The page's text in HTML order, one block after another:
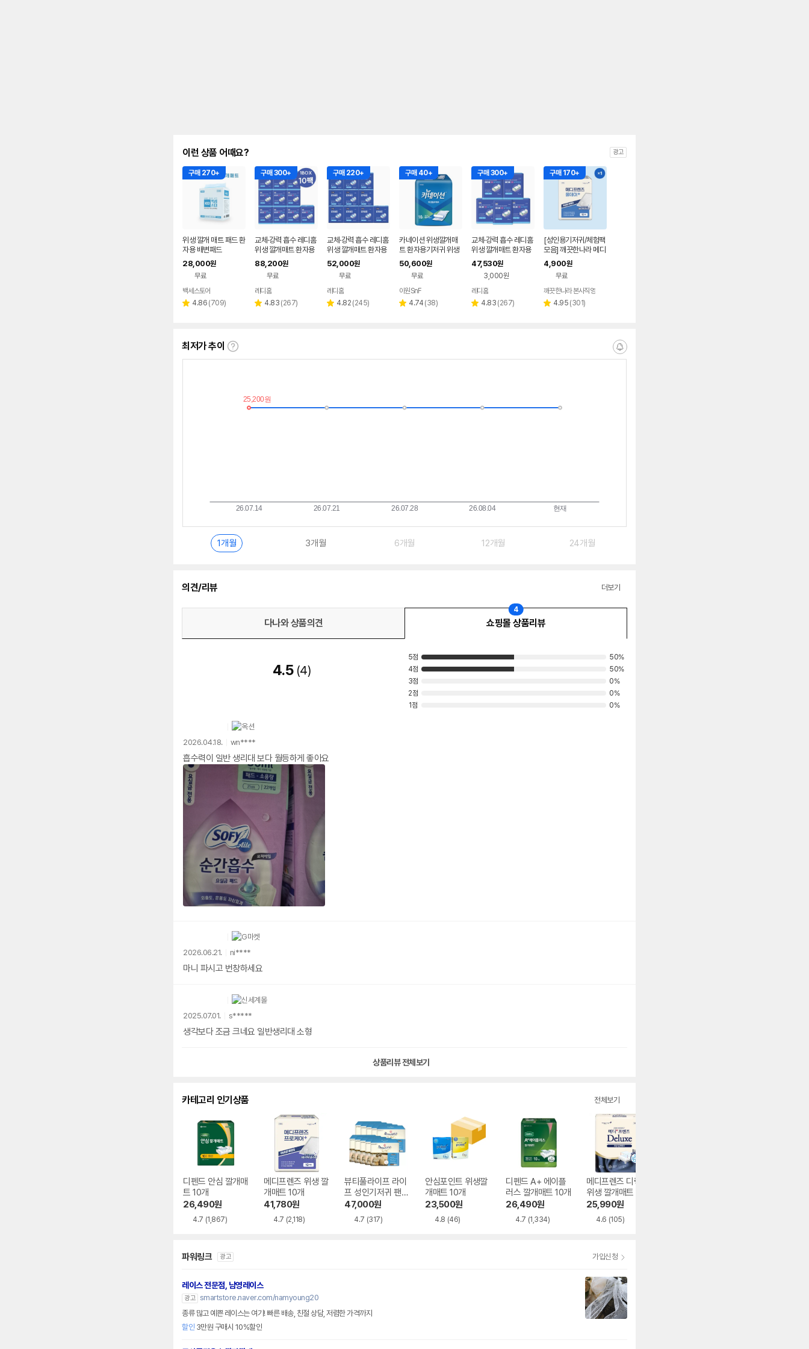
이런 상품 어때요? 광고
구매 270+
위생 깔개 매트 패드 환
자용 배변패드
28,000원
무료
백세스토어
별 4.86 리
(709)
구매 300+
교체·강력 흡수 레디홈
위생 깔개매트 환자용
안심 방수 패드 90x12
0(대형), 5개입, 10팩
88,200원
무료
레디홈
별 4.83 리
(267)
구매 220+
교체·강력 흡수 레디홈
위생 깔개매트 환자용
안심 위생패드 60x75
(일반), 10개입, 10팩
52,000원
무료
레디홈
별 4.82 리
(245)
구매 40+
카네이션 위생깔개매
트 환자용기저귀 위생
매트 (200매)
50,600원
무료
이원SnF
별 4.74 리
(38)
구매 300+
교체·강력 흡수 레디홈
위생 깔개매트 환자용
안심 방수 패드 90x12
0(대형), 5개입, 5팩
47,530원
3,000원
레디홈
별 4.83 리
(267)
구매 170+
[성인용기저귀/체험팩
모음] 깨끗한나라 메디
프렌즈 올데이 위생깔
개매트 10개입 × 1팩
4,900원
무료
깨끗한나라 본사직영
별 4.95 리
(301)
최저가 추이
최
알
1개월 3개월 6개월 12개월 24개월
의견/리뷰 더보기
다나와 상품의견 쇼핑몰 상품리뷰
4
4.5 4
5점
50%
4점
50%
3점
0%
2점
0%
1점
0%
2026.04.18. wn****
흡수력이 일반 생리대 보다 월등하게 좋아요
2026.06.21. ni****
마니 파시고 번창하세요
2025.07.01. s*****
생각보다 조금 크네요 일반생리대 소형
상품리뷰 전체보기
카테고리 인기상품 전체보기
디펜드 안심 깔개매
트 10개
26,490원
4.7 (1,867)
메디프렌즈 위생 깔
개매트 10개
41,780원
4.7 (2,118)
뷰티풀라이프 라이
프 성인기저귀 팬티
형 요실금 대형 10
47,000원
4.7 (317)
안심포인트 위생깔
개매트 10개
23,500원
4.8 (46)
디펜드 A+ 에이플
러스 깔개매트 10개
26,490원
4.7 (1,334)
메디프렌즈 디럭스
위생 깔개매트 10개
25,990원
4.6 (105)
파워링크 광고 가입신청
레이스 전문점, 남영레이스
광고 smartstore.naver.com/namyoung20
종류 많고 예쁜 레이스는 여기! 빠른 배송, 친절 상담, 저렴한 가격까지
할인 3만원 구매시 10%할인